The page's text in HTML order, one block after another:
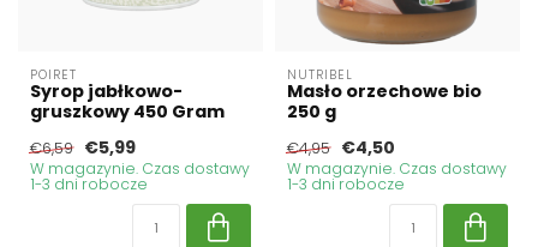
POIRET
Syrop jabłkowo-
gruszkowy 450 Gram
€6,59 €5,99
W magazynie. Czas dostawy
1-3 dni robocze
NUTRIBEL
Masło orzechowe bio
250 g
€4,95 €4,50
W magazynie. Czas dostawy
1-3 dni robocze